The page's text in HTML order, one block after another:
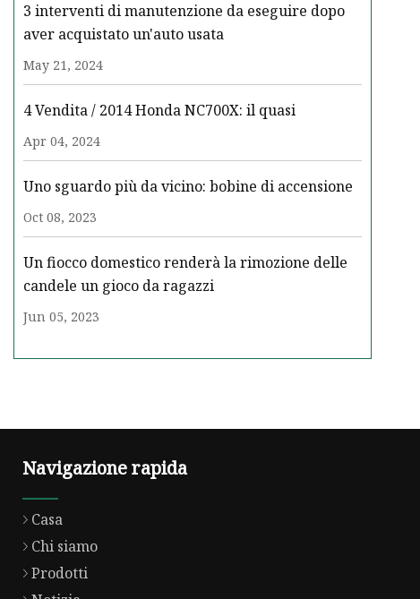
3 interventi di manutenzione da eseguire dopo
aver acquistato un'auto usata
May 21, 2024
4 Vendita / 2014 Honda NC700X: il quasi
Apr 04, 2024
Uno sguardo più da vicino: bobine di accensione
Oct 08, 2023
Un fiocco domestico renderà la rimozione delle
candele un gioco da ragazzi
Jun 05, 2023
Navigazione rapida
Casa
Chi siamo
Prodotti